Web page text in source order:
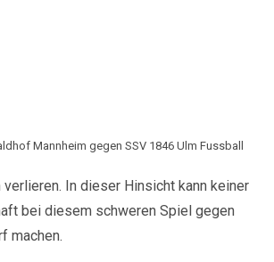
Mannheim gegen SSV 1846 Ulm Fussball
verlieren. In dieser Hinsicht kann keiner
bei diesem schweren Spiel gegen
machen.